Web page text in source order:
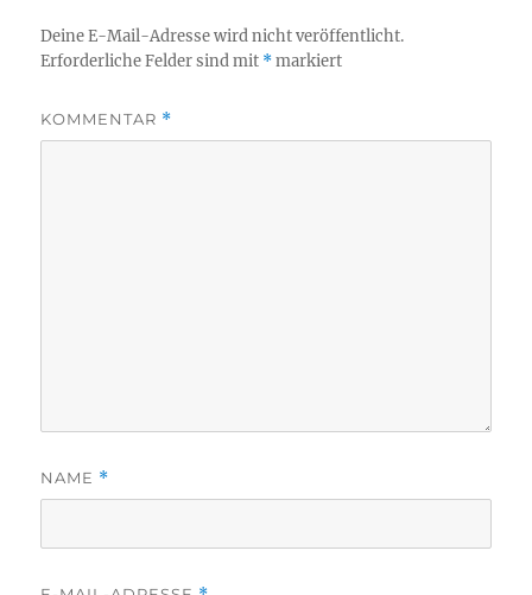
Deine E-Mail-Adresse wird nicht veröffentlicht.
Erforderliche Felder sind mit *markiert
KOMMENTAR *
NAME *